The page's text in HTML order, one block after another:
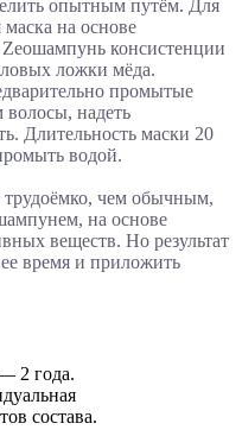
опытным путём. Для
на основе
консистенции
ложки мёда.
промытые
надеть
Длительность маски 20
водой.
чем обычным,
на основе
веществ. Но результат
время и приложить
2 года.
состава.